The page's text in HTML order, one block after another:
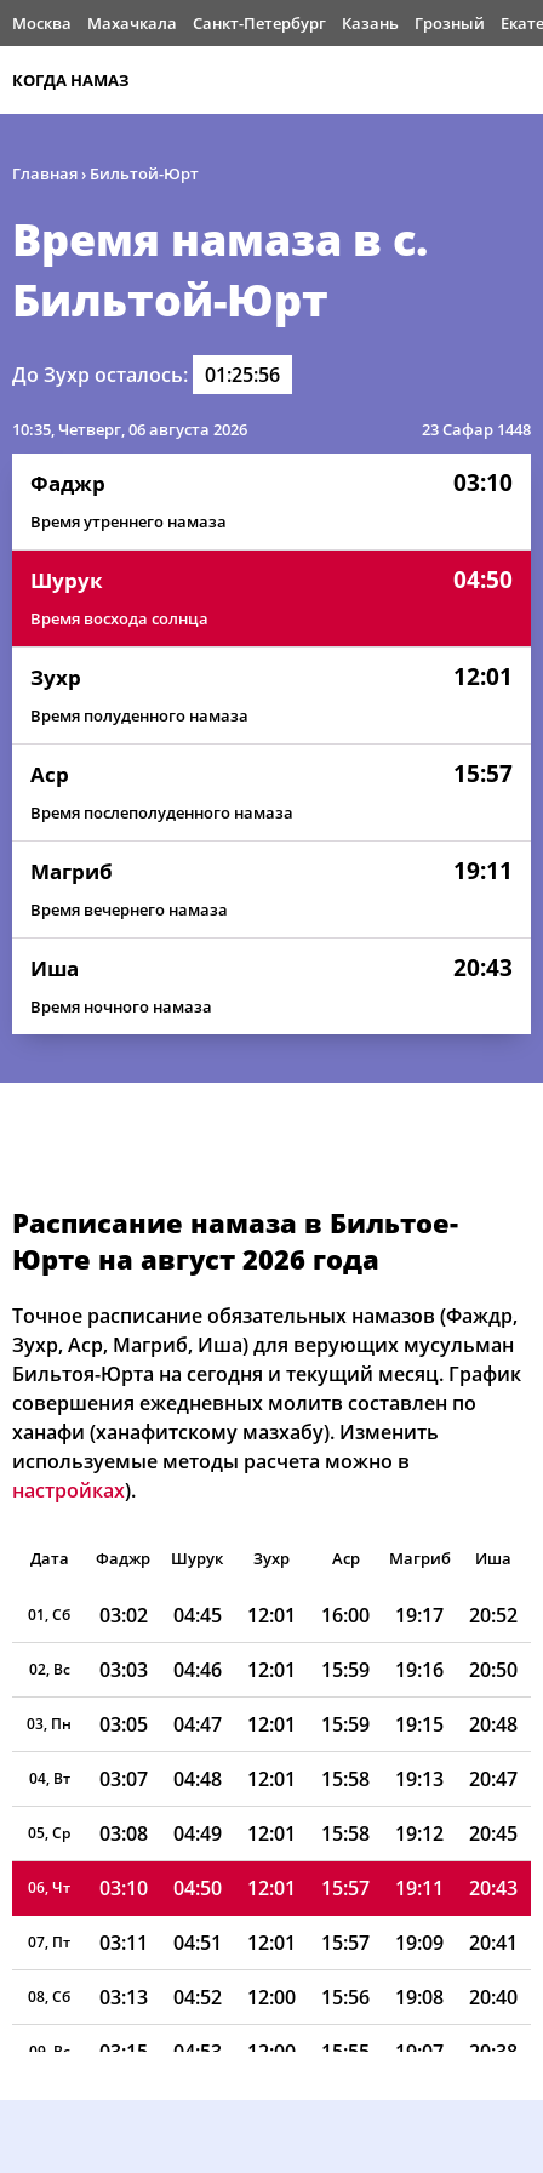
Москва Махачкала Санкт-Петербург Казань Грозный
КОГДА НАМАЗ
Главная› Бильтой-Юрт
Время намаза в с.
Бильтой-Юрт
До Зухр осталось: 01:25:56
10:35, Четверг, 06 августа 2026 23 Сафар 1448
Фаджр 03:10
Время утреннего намаза
Шурук 04:50
Время восхода солнца
Зухр 12:01
Время полуденного намаза
Аср 15:57
Время послеполуденного намаза
Магриб 19:11
Время вечернего намаза
Иша 20:43
Время ночного намаза
Расписание намаза в Бильтое-
Юрте на август 2026 года
Точное расписание обязательных намазов (Фаждр,
Зухр, Аср, Магриб, Иша) для верующих мусульман
Бильтоя-Юрта на сегодня и текущий месяц. График
совершения ежедневных молитв составлен по
ханафи (ханафитскому мазхабу). Изменить
используемые методы расчета можно в
настройках).
Дата Фаджр Шурук Зухр Аср Магриб Иша
01, Сб 03:02 04:45 12:01 16:00 19:17 20:52
02, Вс 03:03 04:46 12:01 15:59 19:16 20:50
03, Пн 03:05 04:47 12:01 15:59 19:15 20:48
04, Вт 03:07 04:48 12:01 15:58 19:13 20:47
05, Ср 03:08 04:49 12:01 15:58 19:12 20:45
06, Чт 03:10 04:50 12:01 15:57 19:11 20:43
07, Пт 03:11 04:51 12:01 15:57 19:09 20:41
08, Сб 03:13 04:52 12:00 15:56 19:08 20:40
09, Вс 03:15 04:53 12:00 15:55 19:07 20:38
10, Пн 03:16 04:54 12:00 15:55 19:05 20:36